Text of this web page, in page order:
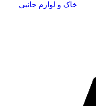
خاک و لوازم جانبی